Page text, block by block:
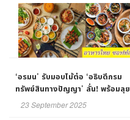
‘อรมน’ รับมอบไม้ต่อ ‘อธิบดีกรม
ทรัพย์สินทางปัญญา’ ลั่น! พร้อมลุย
นโยบายเดิม - ต่อยอดนโยบายใหม่
23 September 2025